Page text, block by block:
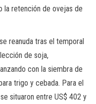
la retención de ovejas de
reanuda tras el temporal
de soja,
con la siembra de
trigo y cebada. Para el
situaron entre US$ 402 y